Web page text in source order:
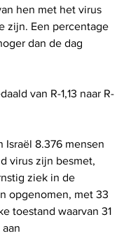
hen met het virus
zijn. Een percentage
dan de dag
van R-1,13 naar R-
Israël 8.376 mensen
virus zijn besmet,
ziek in de
opgenomen, met 33
toestand waarvan 31